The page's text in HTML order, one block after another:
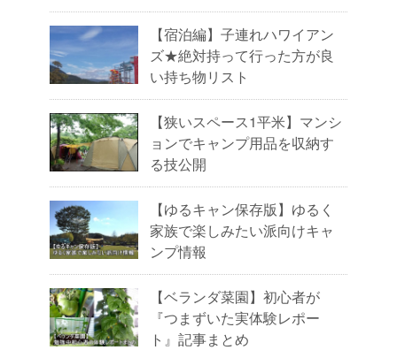
【宿泊編】子連れハワイアン
ズ★絶対持って行った方が良
い持ち物リスト
【狭いスペース1平米】マンシ
ョンでキャンプ用品を収納す
る技公開
【ゆるキャン保存版】ゆるく
家族で楽しみたい派向けキャ
ンプ情報
【ベランダ菜園】初心者が
『つまずいた実体験レポー
ト』記事まとめ